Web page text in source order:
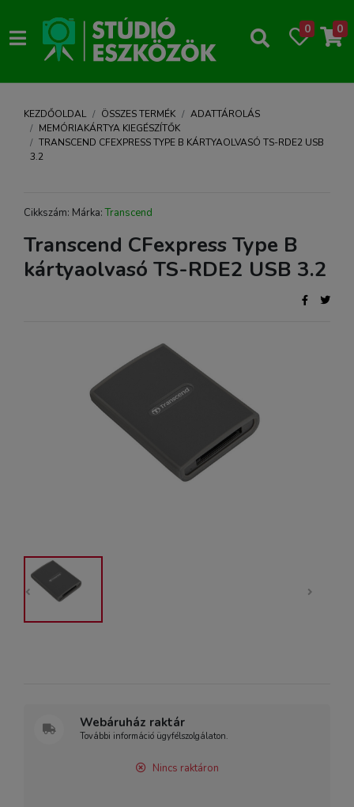
0 0
KEZDŐOLDAL ÖSSZES TERMÉK
ADATTÁROLÁS
MEMÓRIAKÁRTYA KIEGÉSZÍTŐK
TRANSCEND CFEXPRESS TYPE B KÁRTYAOLVASÓ TS-RDE2 USB
3.2
Cikkszám: Márka:Transcend
Transcend CFexpress Type B
kártyaolvasó TS-RDE2 USB 3.2
Webáruház raktár
További információ ügyfélszolgálaton.
Nincs raktáron